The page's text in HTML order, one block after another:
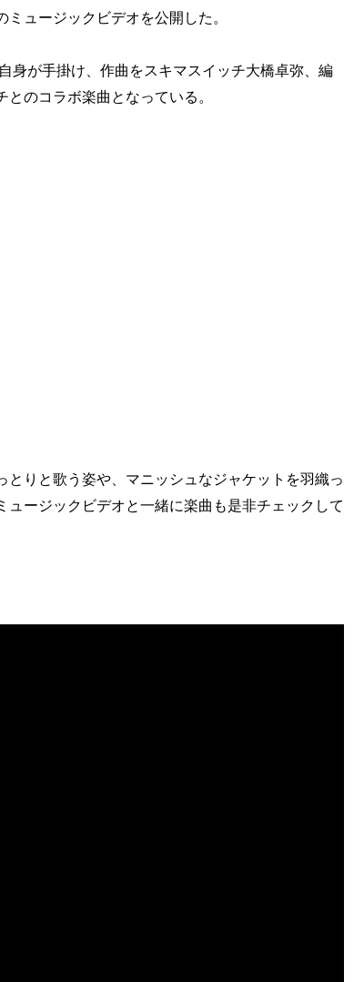
ュージックビデオを公開した。
身が手掛け、作曲をスキマスイッチ大橋卓弥、編
のコラボ楽曲となっている。
りと歌う姿や、マニッシュなジャケットを羽織っ
ージックビデオと一緒に楽曲も是非チェックして